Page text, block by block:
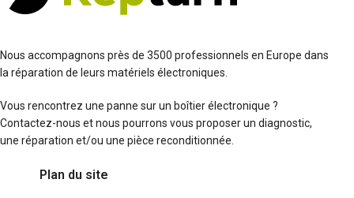
Nous accompagnons près de 3500 professionnels en Europe dans
la réparation de leurs matériels électroniques.
Vous rencontrez une panne sur un boîtier électronique ?
Contactez-nous et nous pourrons vous proposer un diagnostic,
une réparation et/ou une pièce reconditionnée.
Plan du site